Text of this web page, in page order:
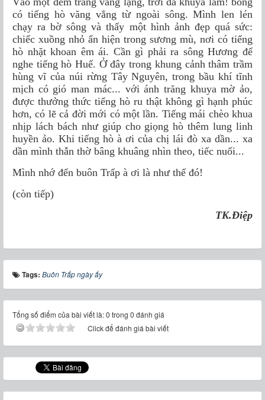
có tiếng hò văng vẳng từ ngoài sông. Mình len lén
chạy ra bờ sông và thấy một hình ảnh đẹp quá sức:
chiếc xuồng nhỏ ẩn hiện trong sương mù, nơi có tiếng
hò nhặt khoan êm ái. Cần gì phải ra sông Hương để
nghe tiếng hò Huế. Ở đây trong khung cảnh thâm trầm
hùng vĩ của núi rừng Tây Nguyên, trong bầu khí tĩnh
mịch có gió man mác... với ánh trăng khuya mờ ảo,
được thưởng thức tiếng hò ru thật không gì hạnh phúc
hơn, có lẽ cả đời mới có một lần. Tiếng mái chèo khua
nhịp lách bách như giúp cho giọng hò thêm lung linh
huyền ảo. Khi tiếng hò à ơi của chị lái đò xa dần... xa
dần mình thẫn thờ bâng khuâng nhìn theo, tiếc nuối...
Mình nhớ đến buôn Trấp à ơi là như thế đó!
(còn tiếp)
TK.Điệp
Tags: Buôn Trấp ngày ấy
Tổng số điểm của bài viết là: 0 trong 0 đánh giá
Click để đánh giá bài viết